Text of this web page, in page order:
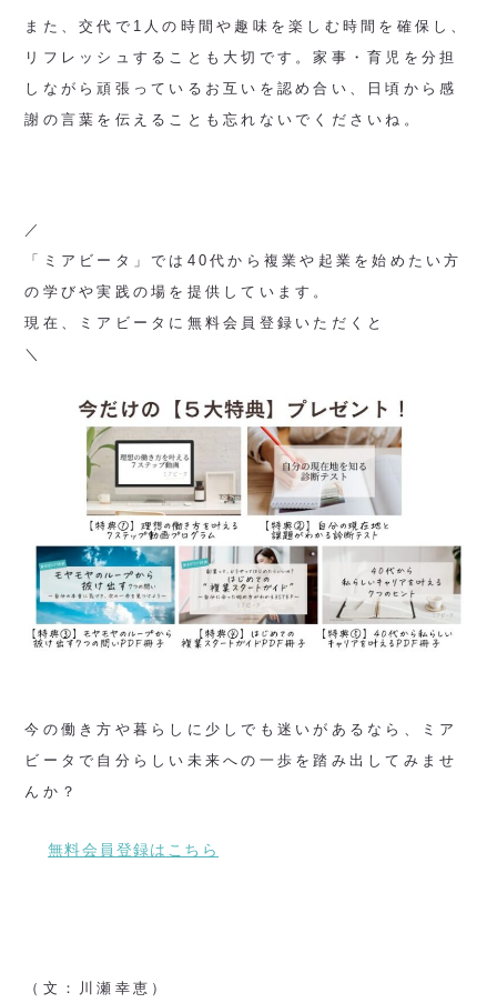
また、交代で1人の時間や趣味を楽しむ時間を確保し、
リフレッシュすることも大切です。家事・育児を分担
しながら頑張っているお互いを認め合い、日頃から感
謝の言葉を伝えることも忘れないでくださいね。
／
「ミアビータ」では40代から複業や起業を始めたい方
の学びや実践の場を提供しています。
現在、ミアビータに無料会員登録いただくと
＼
今の働き方や暮らしに少しでも迷いがあるなら、ミア
ビータで自分らしい未来への一歩を踏み出してみませ
んか？
無料会員登録はこちら
（文：川瀬幸恵）